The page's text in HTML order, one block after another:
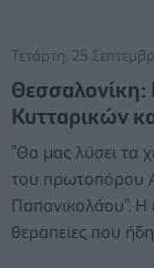
Τετάρτη, 25
Θεσσαλονίκη:
Κυτταρικών
"Θα μας λύσει τα
του πρωτοπόρου
Παπανικολάου". Η
θεραπείες που